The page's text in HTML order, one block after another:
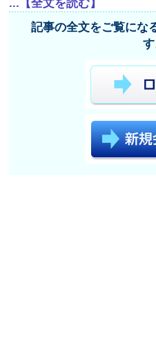
...【全文を読む】
記事の全文をご覧にな
す